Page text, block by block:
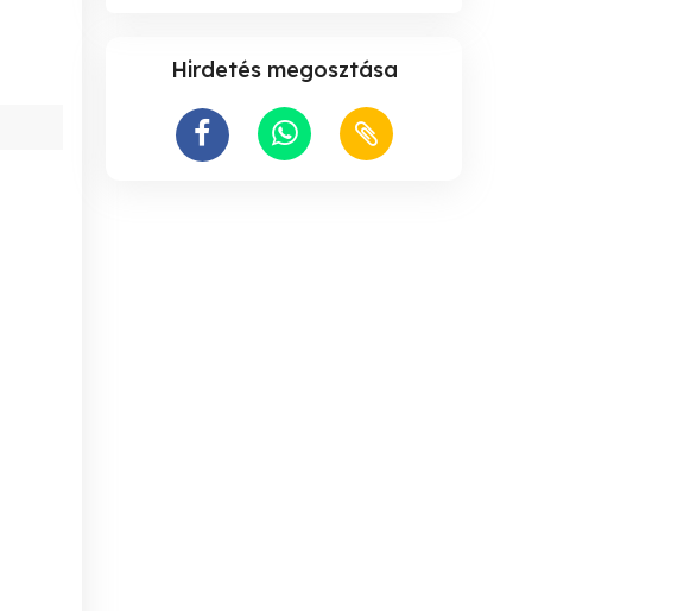
Hirdetés megosztása